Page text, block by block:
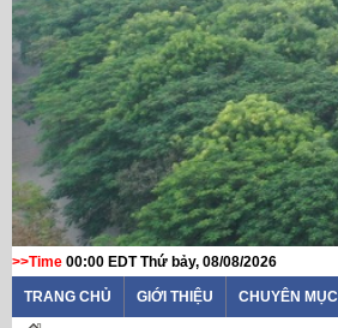
>>Time 00:00 EDT Thứ bảy, 08/08/2026
TRANG CHỦ GIỚI THIỆU CHUYÊN MỤC